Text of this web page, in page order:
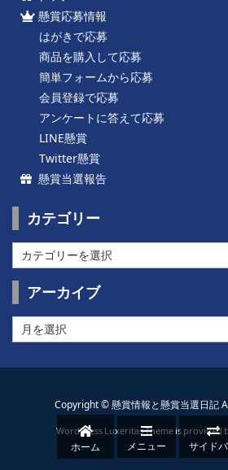
懸賞応募情報
はがきで応募
商品を購入して応募
簡単フォームから応募
会員登録で応募
アンケートに答えて応募
LINE懸賞
Twitter懸賞
懸賞当選報告
カテゴリー
カ
テ
ゴ
ー
アーカイブ
ー
イ
Copyright ©懸賞情報と懸賞当選日記
WordPress Luxeritas Theme is provided
ホーム メニュー サイド